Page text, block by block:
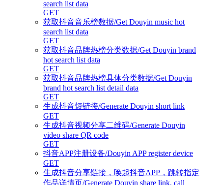
search list data
GET
获取抖音音乐榜数据/Get Douyin music hot
search list data
GET
获取抖音品牌热榜分类数据/Get Douyin brand
hot search list data
GET
获取抖音品牌热榜具体分类数据/Get Douyin
brand hot search list detail data
GET
生成抖音短链接/Generate Douyin short link
GET
生成抖音视频分享二维码/Generate Douyin
video share QR code
GET
抖音APP注册设备/Douyin APP register device
GET
生成抖音分享链接，唤起抖音APP，跳转指定
作品详情页/Generate Douyin share link, call